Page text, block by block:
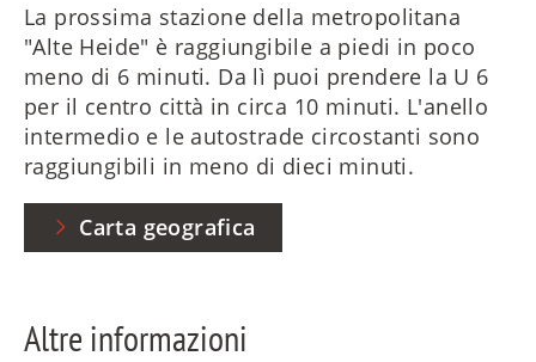
La prossima stazione della metropolitana
"Alte Heide" è raggiungibile a piedi in poco
meno di 6 minuti. Da lì puoi prendere la U 6
per il centro città in circa 10 minuti. L'anello
intermedio e le autostrade circostanti sono
raggiungibili in meno di dieci minuti.
Carta geografica
Altre informazioni